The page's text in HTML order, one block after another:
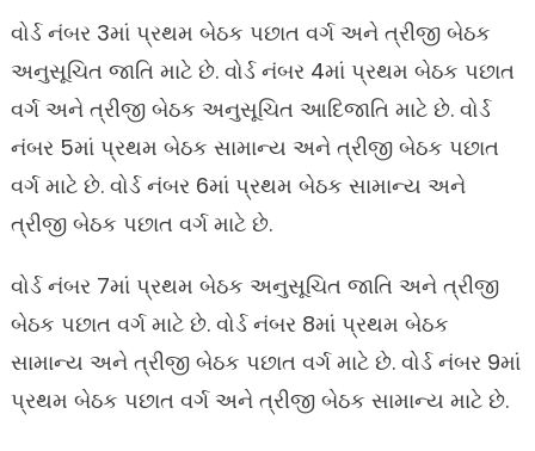
વોર્ડ નંબર 3માં પ્રથમ બેઠક પછાત વર્ગ અને ત્રીજી બેઠક
અનુસૂચિત જાતિ માટે છે. વોર્ડ નંબર 4માં પ્રથમ બેઠક પછાત
વર્ગ અને ત્રીજી બેઠક અનુસૂચિત આદિજાતિ માટે છે. વોર્ડ
નંબર 5માં પ્રથમ બેઠક સામાન્ય અને ત્રીજી બેઠક પછાત
વર્ગ માટે છે. વોર્ડ નંબર 6માં પ્રથમ બેઠક સામાન્ય અને
ત્રીજી બેઠક પછાત વર્ગ માટે છે.
વોર્ડ નંબર 7માં પ્રથમ બેઠક અનુસૂચિત જાતિ અને ત્રીજી
બેઠક પછાત વર્ગ માટે છે. વોર્ડ નંબર 8માં પ્રથમ બેઠક
સામાન્ય અને ત્રીજી બેઠક પછાત વર્ગ માટે છે. વોર્ડ નંબર 9માં
પ્રથમ બેઠક પછાત વર્ગ અને ત્રીજી બેઠક સામાન્ય માટે છે.